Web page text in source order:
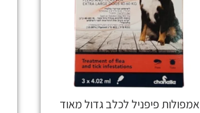
אמפולות פיפניל לכלב גדול מאוד